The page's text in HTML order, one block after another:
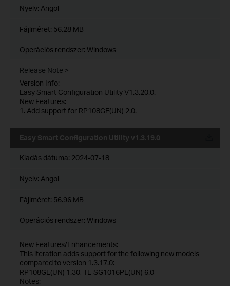
Nyelv: Angol
Fájlméret: 56.28 MB
Operációs rendszer: Windows
Release Note >
Version Info:
Easy Smart Configuration Utility V1.3.20.0.
New Features:
1. Add support for RP108GE(UN) 2.0.
Easy Smart Configuration Utility v1.3.19.0
Kiadás dátuma: 2024-07-18
Nyelv: Angol
Fájlméret: 56.96 MB
Operációs rendszer: Windows
New Features/Enhancements:
This iteration adds support for the following new models
compared to version 1.3.17.0:
RP108GE(UN) 1.30, TL-SG1016PE(UN) 6.0
Notes: